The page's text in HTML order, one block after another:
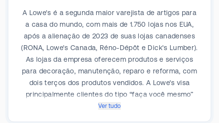
A Lowe's é a segunda maior varejista de artigos para
a casa do mundo, com mais de 1.750 lojas nos EUA,
após a alienação de 2023 de suas lojas canadenses
(RONA, Lowe's Canada, Réno-Dépôt e Dick's Lumber).
As lojas da empresa oferecem produtos e serviços
para decoração, manutenção, reparo e reforma, com
dois terços dos produtos vendidos. A Lowe's visa
principalmente clientes do tipo “faça você mesmo”
(cerca de 70% das vendas) e “faça por mim”, mas
Ver tudo